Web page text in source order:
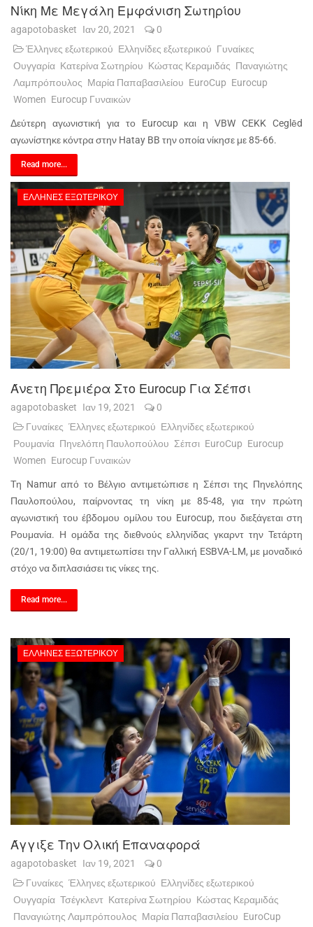
Νίκη Με Μεγάλη Εμφάνιση Σωτηρίου
agapotobasket Ιαν 20, 2021
0
Έλληνες εξωτερικού Ελληνίδες εξωτερικού Γυναίκες
Ουγγαρία Κατερίνα Σωτηρίου Κώστας Κεραμιδάς Παναγιώτης
Λαμπρόπουλος Μαρία Παπαβασιλείου EuroCup Eurocup
Women Eurocup Γυναικών
Δεύτερη αγωνιστική για το Eurocup και η VBW CEKK Ceglēd
αγωνίστηκε κόντρα στην Hatay BB την οποία νίκησε με 85-66.
Read more...
ΈΛΛΗΝΕΣ ΕΞΩΤΕΡΙΚΟΎ
Άνετη Πρεμιέρα Στο Eurocup Για Σέπσι
agapotobasket Ιαν 19, 2021
0
Γυναίκες Έλληνες εξωτερικού Ελληνίδες εξωτερικού
Ρουμανία Πηνελόπη Παυλοπούλου Σέπσι EuroCup Eurocup
Women Eurocup Γυναικών
Τη Namur από το Βέλγιο αντιμετώπισε η Σέπσι της Πηνελόπης
Παυλοπούλου, παίρνοντας τη νίκη με 85-48, για την πρώτη
αγωνιστική του έβδομου ομίλου του Eurocup, που διεξάγεται στη
Ρουμανία. Η ομάδα της διεθνούς ελληνίδας γκαρντ την Τετάρτη
(20/1, 19:00) θα αντιμετωπίσει την Γαλλική ESBVA-LM, με μοναδικό
στόχο να διπλασιάσει τις νίκες της.
Read more...
ΈΛΛΗΝΕΣ ΕΞΩΤΕΡΙΚΟΎ
Άγγιξε Την Ολική Επαναφορά
agapotobasket Ιαν 19, 2021
0
Γυναίκες Έλληνες εξωτερικού Ελληνίδες εξωτερικού
Ουγγαρία Τσέγκλεντ Κατερίνα Σωτηρίου Κώστας Κεραμιδάς
Παναγιώτης Λαμπρόπουλος Μαρία Παπαβασιλείου EuroCup